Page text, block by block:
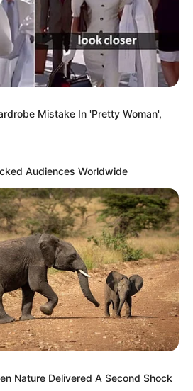
Mistake In 'Pretty Woman',
Audiences Worldwide
Nature Delivered A Second Shock